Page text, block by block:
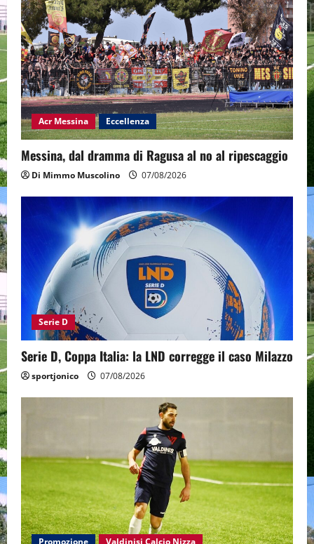
Acr Messina Eccellenza
Messina, dal dramma di Ragusa al no al ripescaggio
Di Mimmo Muscolino 07/08/2026
Serie D
Serie D, Coppa Italia: la LND corregge il caso Milazzo
sportjonico 07/08/2026
Promozione Valdinisi Calcio Nizza